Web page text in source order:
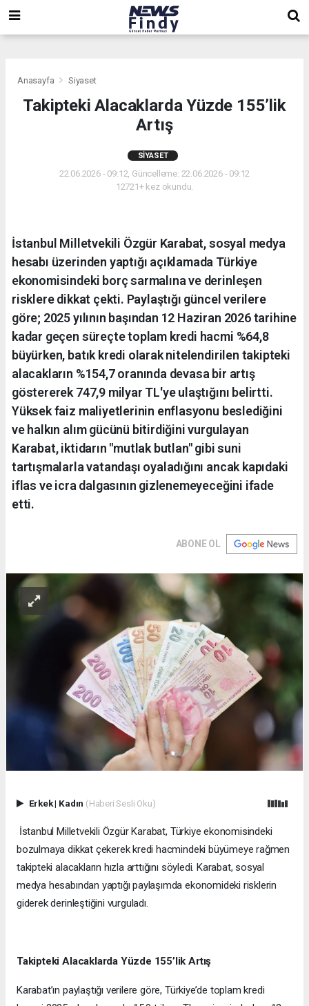
Anasayfa Siyaset
Takipteki Alacaklarda Yüzde 155’lik
Artış
SIYASET
22.06.2026 - 09:12, Güncelleme: 22.06.2026 - 09:12
12721+ kez okundu.
İstanbul Milletvekili Özgür Karabat, sosyal medya
hesabı üzerinden yaptığı açıklamada Türkiye
ekonomisindeki borç sarmalına ve derinleşen
risklere dikkat çekti. Paylaştığı güncel verilere
göre; 2025 yılının başından 12 Haziran 2026 tarihine
kadar geçen süreçte toplam kredi hacmi %64,8
büyürken, batık kredi olarak nitelendirilen takipteki
alacakların %154,7 oranında devasa bir artış
göstererek 747,9 milyar TL'ye ulaştığını belirtti.
Yüksek faiz maliyetlerinin enflasyonu beslediğini
ve halkın alım gücünü bitirdiğini vurgulayan
Karabat, iktidarın "mutlak butlan" gibi suni
tartışmalarla vatandaşı oyaladığını ancak kapıdaki
iflas ve icra dalgasının gizlenemeyeceğini ifade
etti.
ABONE OL
Erkek| Kadın (Haberi Sesli Oku)
İstanbul Milletvekili Özgür Karabat, Türkiye ekonomisindeki
bozulmaya dikkat çekerek kredi hacmindeki büyümeye rağmen
takipteki alacakların hızla arttığını söyledi. Karabat, sosyal
medya hesabından yaptığı paylaşımda ekonomideki risklerin
giderek derinleştiğini vurguladı.
Takipteki Alacaklarda Yüzde 155’lik Artış
Karabat’ın paylaştığı verilere göre, Türkiye’de toplam kredi